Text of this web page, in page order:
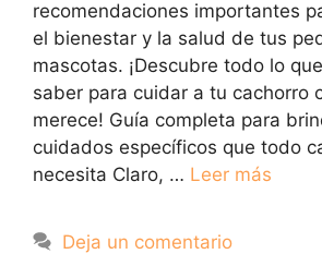
recomendaciones importantes
el bienestar y la salud de tus
mascotas. ¡Descubre todo lo
saber para cuidar a tu cachorro
merece! Guía completa para
cuidados específicos que todo
necesita Claro, … Leer más
Deja un comentario